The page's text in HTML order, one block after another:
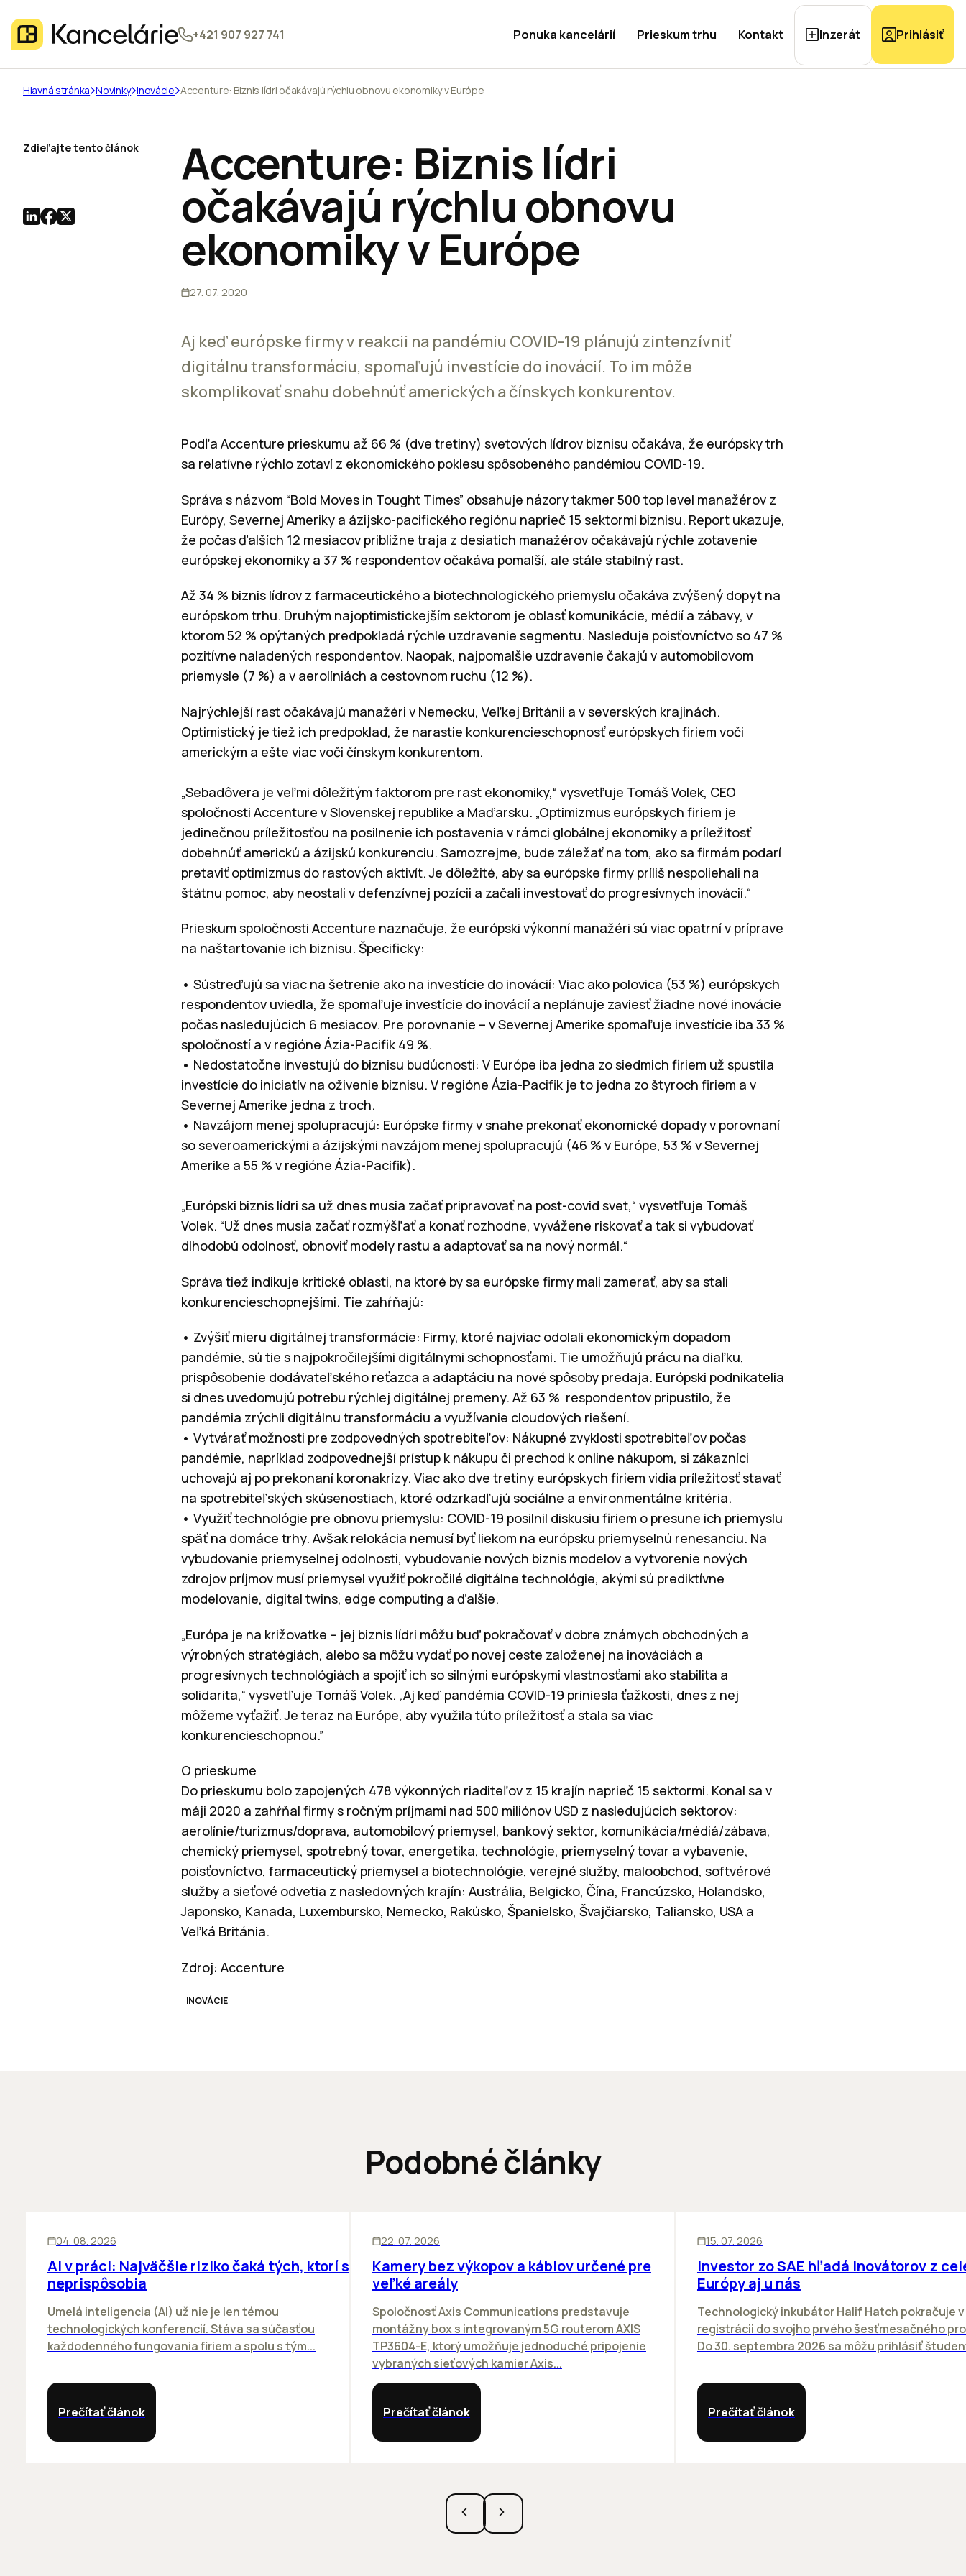
+421 907 927 741 Ponuka kancelárií Prieskum trhu Kontakt Inzerát Prihlásiť
Hlavná stránka Novinky Inovácie Accenture: Biznis lídri očakávajú rýchlu obnovu ekonomiky v Európe
Accenture: Biznis lídri
očakávajú rýchlu obnovu
ekonomiky v Európe
27. 07. 2020
Aj keď európske firmy v reakcii na pandémiu COVID-19 plánujú zintenzívniť
digitálnu transformáciu, spomaľujú investície do inovácií. To im môže
skomplikovať snahu dobehnúť amerických a čínskych konkurentov.
Podľa Accenture prieskumu až 66 % (dve tretiny) svetových lídrov biznisu očakáva, že európsky trh
sa relatívne rýchlo zotaví z ekonomického poklesu spôsobeného pandémiou COVID-19.
Správa s názvom “Bold Moves in Tought Times” obsahuje názory takmer 500 top level manažérov z
Európy, Severnej Ameriky a ázijsko-pacifického regiónu naprieč 15 sektormi biznisu. Report ukazuje,
že počas ďalších 12 mesiacov približne traja z desiatich manažérov očakávajú rýchle zotavenie
európskej ekonomiky a 37 % respondentov očakáva pomalší, ale stále stabilný rast.
Až 34 % biznis lídrov z farmaceutického a biotechnologického priemyslu očakáva zvýšený dopyt na
európskom trhu. Druhým najoptimistickejším sektorom je oblasť komunikácie, médií a zábavy, v
ktorom 52 % opýtaných predpokladá rýchle uzdravenie segmentu. Nasleduje poisťovníctvo so 47 %
pozitívne naladených respondentov. Naopak, najpomalšie uzdravenie čakajú v automobilovom
priemysle (7 %) a v aerolíniách a cestovnom ruchu (12 %).
Najrýchlejší rast očakávajú manažéri v Nemecku, Veľkej Británii a v severských krajinách.
Optimistický je tiež ich predpoklad, že narastie konkurencieschopnosť európskych firiem voči
americkým a ešte viac voči čínskym konkurentom.
„Sebadôvera je veľmi dôležitým faktorom pre rast ekonomiky,“ vysvetľuje Tomáš Volek, CEO
spoločnosti Accenture v Slovenskej republike a Maďarsku. „Optimizmus európskych firiem je
jedinečnou príležitosťou na posilnenie ich postavenia v rámci globálnej ekonomiky a príležitosť
dobehnúť americkú a ázijskú konkurenciu. Samozrejme, bude záležať na tom, ako sa firmám podarí
pretaviť optimizmus do rastových aktivít. Je dôležité, aby sa európske firmy príliš nespoliehali na
štátnu pomoc, aby neostali v defenzívnej pozícii a začali investovať do progresívnych inovácií.“
Prieskum spoločnosti Accenture naznačuje, že európski výkonní manažéri sú viac opatrní v príprave
na naštartovanie ich biznisu. Špecificky:
• Sústreďujú sa viac na šetrenie ako na investície do inovácií: Viac ako polovica (53 %) európskych
respondentov uviedla, že spomaľuje investície do inovácií a neplánuje zaviesť žiadne nové inovácie
počas nasledujúcich 6 mesiacov. Pre porovnanie – v Severnej Amerike spomaľuje investície iba 33 %
spoločností a v regióne Ázia-Pacifik 49 %.
• Nedostatočne investujú do biznisu budúcnosti: V Európe iba jedna zo siedmich firiem už spustila
investície do iniciatív na oživenie biznisu. V regióne Ázia-Pacifik je to jedna zo štyroch firiem a v
Severnej Amerike jedna z troch.
• Navzájom menej spolupracujú: Európske firmy v snahe prekonať ekonomické dopady v porovnaní
so severoamerickými a ázijskými navzájom menej spolupracujú (46 % v Európe, 53 % v Severnej
Amerike a 55 % v regióne Ázia-Pacifik).
„Európski biznis lídri sa už dnes musia začať pripravovať na post-covid svet,“ vysvetľuje Tomáš
Volek. “Už dnes musia začať rozmýšľať a konať rozhodne, vyvážene riskovať a tak si vybudovať
dlhodobú odolnosť, obnoviť modely rastu a adaptovať sa na nový normál.“
Správa tiež indikuje kritické oblasti, na ktoré by sa európske firmy mali zamerať, aby sa stali
konkurencieschopnejšími. Tie zahŕňajú:
• Zvýšiť mieru digitálnej transformácie: Firmy, ktoré najviac odolali ekonomickým dopadom
pandémie, sú tie s najpokročilejšími digitálnymi schopnosťami. Tie umožňujú prácu na diaľku,
prispôsobenie dodávateľského reťazca a adaptáciu na nové spôsoby predaja. Európski podnikatelia
si dnes uvedomujú potrebu rýchlej digitálnej premeny. Až 63 % respondentov pripustilo, že
pandémia zrýchli digitálnu transformáciu a využívanie cloudových riešení.
• Vytvárať možnosti pre zodpovedných spotrebiteľov: Nákupné zvyklosti spotrebiteľov počas
pandémie, napríklad zodpovednejší prístup k nákupu či prechod k online nákupom, si zákazníci
uchovajú aj po prekonaní koronakrízy. Viac ako dve tretiny európskych firiem vidia príležitosť stavať
na spotrebiteľských skúsenostiach, ktoré odzrkadľujú sociálne a environmentálne kritéria.
• Využiť technológie pre obnovu priemyslu: COVID-19 posilnil diskusiu firiem o presune ich priemyslu
späť na domáce trhy. Avšak relokácia nemusí byť liekom na európsku priemyselnú renesanciu. Na
vybudovanie priemyselnej odolnosti, vybudovanie nových biznis modelov a vytvorenie nových
zdrojov príjmov musí priemysel využiť pokročilé digitálne technológie, akými sú prediktívne
modelovanie, digital twins, edge computing a ďalšie.
„Európa je na križovatke – jej biznis lídri môžu buď pokračovať v dobre známych obchodných a
výrobných stratégiách, alebo sa môžu vydať po novej ceste založenej na inováciách a
progresívnych technológiách a spojiť ich so silnými európskymi vlastnosťami ako stabilita a
solidarita,“ vysvetľuje Tomáš Volek. „Aj keď pandémia COVID-19 priniesla ťažkosti, dnes z nej
môžeme vyťažiť. Je teraz na Európe, aby využila túto príležitosť a stala sa viac
konkurencieschopnou.”
O prieskume
Do prieskumu bolo zapojených 478 výkonných riaditeľov z 15 krajín naprieč 15 sektormi. Konal sa v
máji 2020 a zahŕňal firmy s ročným príjmami nad 500 miliónov USD z nasledujúcich sektorov:
aerolínie/turizmus/doprava, automobilový priemysel, bankový sektor, komunikácia/médiá/zábava,
chemický priemysel, spotrebný tovar, energetika, technológie, priemyselný tovar a vybavenie,
poisťovníctvo, farmaceutický priemysel a biotechnológie, verejné služby, maloobchod, softvérové
služby a sieťové odvetia z nasledovných krajín: Austrália, Belgicko, Čína, Francúzsko, Holandsko,
Japonsko, Kanada, Luxembursko, Nemecko, Rakúsko, Španielsko, Švajčiarsko, Taliansko, USA a
Veľká Británia.
Zdroj: Accenture
INOVÁCIE
Zdieľajte tento článok
Podobné články
04. 08. 2026
AI v práci: Najväčšie riziko čaká tých, ktorí sa
neprispôsobia
Umelá inteligencia (AI) už nie je len témou
technologických konferencií. Stáva sa súčasťou
každodenného fungovania firiem a spolu s tým...
Prečítať článok
22. 07. 2026
Kamery bez výkopov a káblov určené pre
veľké areály
Spoločnosť Axis Communications predstavuje
montážny box s integrovaným 5G routerom AXIS
TP3604-E, ktorý umožňuje jednoduché pripojenie
vybraných sieťových kamier Axis...
Prečítať článok
15. 07. 2026
Investor zo SAE hľadá inovátorov z
Európy aj u nás
Technologický inkubátor Halif Hatch pokračuje v
registrácii do svojho prvého šesťmesačného
Do 30. septembra 2026 sa môžu prihlásiť
Prečítať článok